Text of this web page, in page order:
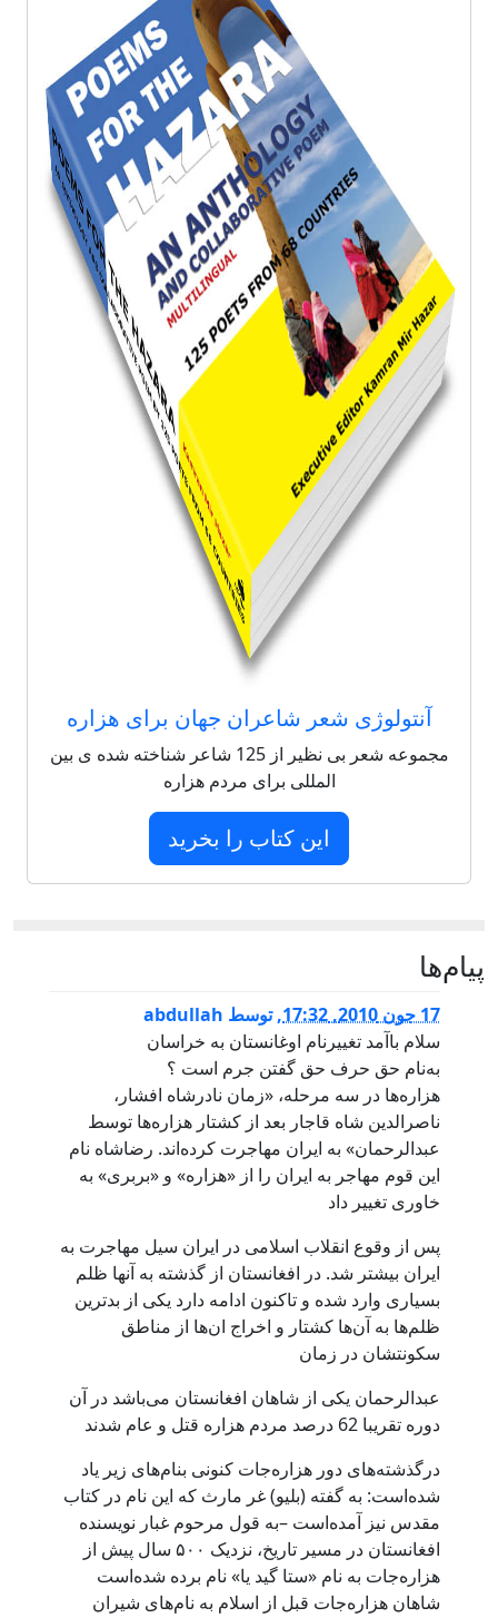
آنتولوژی شعر شاعران جهان برای هزاره
مجموعه شعر بی نظیر از 125 شاعر شناخته شده ی بین
المللی برای مردم هزاره
این کتاب را بخرید
پيام‌ها
17 جون 2010, 17:32 ,توسط abdullah
سلام باآمد تغییرنام اوغانستان به خراسان
به‌نام حق حرف حق گفتن جرم است ؟
هزاره‌ها در سه مرحله، «زمان نادرشاه افشار،
ناصرالدین شاه قاجار بعد از کشتار هزاره‌ها توسط
عبدالرحمان» به ایران مهاجرت کرده‌اند. رضاشاه نام
این قوم مهاجر به ایران را از «هزاره» و «بربری» به
خاوری تغییر داد
پس از وقوع انقلاب اسلامی در ایران سیل مهاجرت به
ایران بیشتر شد. در افغانستان از گذشته به آنها ظلم
بسیاری وارد شده و تاکنون ادامه دارد یکی از بدترین
ظلم‌ها به آن‌ها کشتار و اخراج ان‌ها از مناطق
سکونتشان در زمان
عبدالرحمان یکی از شاهان افغانستان می‌باشد در آن
دوره تقریبا 62 درصد مردم هزاره قتل و عام شدند
درگذشته‌های دور هزاره‌جات کنونی بنام‌های زیر یاد
شده‌است: به گفته (بلیو) غر مارث که این نام در کتاب
مقدس نیز آمده‌است –به قول مرحوم غبار نویسنده
افغانستان در مسیر تاریخ، نزدیک ۵۰۰ سال پیش از
هزاره‌جات به نام «ستا گید یا» نام برده شده‌است
شاهان هزاره‌جات قبل از اسلام به نام‌های شیران